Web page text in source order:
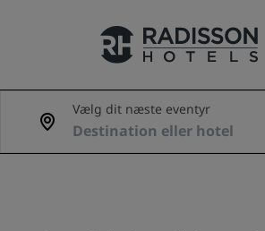
Vores brands
Vælg dit næste eventyr